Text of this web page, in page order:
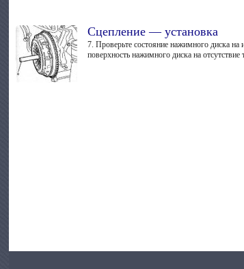
Сцепление — установка
7. Проверьте состояние нажимного диска
поверхность нажимного диска на